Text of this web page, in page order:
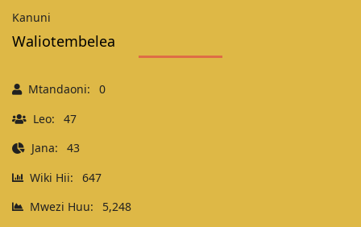
Kanuni
Waliotembelea
Mtandaoni:
0
Leo:
47
Jana:
43
Wiki Hii:
647
Mwezi Huu:
5,248